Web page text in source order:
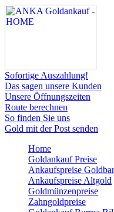
Sofortige Auszahlung!
Das sagen unsere Kunden
Unsere Öffnungszeiten
Route berechnen
So finden Sie uns
Gold mit der Post senden
Home
Goldankauf Preise
Ankaufspreise
Ankaufspreise Altgold
Goldmünzenpreise
Zahngoldpreise